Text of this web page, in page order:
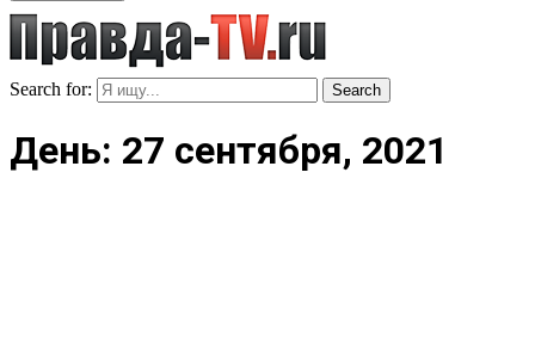
Search for: Search
День: 27 сентября, 2021